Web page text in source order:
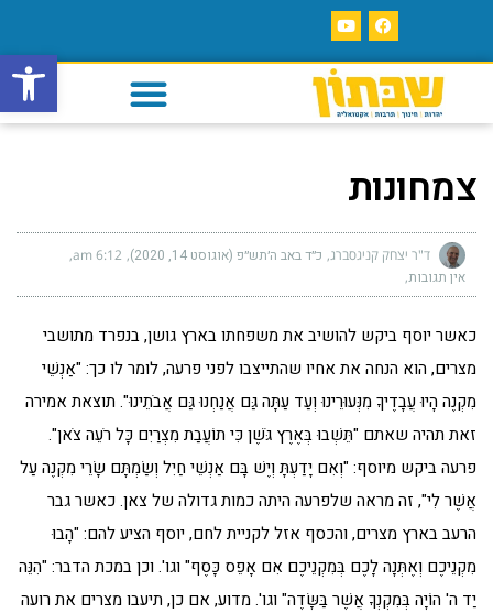
פתח
צמחונות
ד"ר יצחק קניגסברג כ״ד באב ה׳תש״פ (אוגוסט 14, 2020) 6:12 am
אין תגובות
כאשר יוסף ביקש להושיב את משפחתו בארץ גושן, בנפרד מתושבי
מצרים, הוא הנחה את אחיו שהתייצבו לפני פרעה, לומר לו כך: "אַנְשֵׁי
מִקְנֶה הָיוּ עֲבָדֶיךָ מִנְּעוּרֵינוּ וְעַד עַתָּה גַּם אֲנַחְנוּ גַּם אֲבֹתֵינוּ". תוצאת אמירה
זאת תהיה שאתם "תֵּשְׁבוּ בְּאֶרֶץ גֹּשֶׁן כִּי תוֹעֲבַת מִצְרַיִם כָּל רֹעֵה צֹאן".
פרעה ביקש מיוסף: "וְאִם יָדַעְתָּ וְיֶשׁ בָּם אַנְשֵׁי חַיִל וְשַׂמְתָּם שָׂרֵי מִקְנֶה עַל
אֲשֶׁר לִי", זה מראה שלפרעה היתה כמות גדולה של צאן. כאשר גבר
הרעב בארץ מצרים, והכסף אזל לקניית לחם, יוסף הציע להם: "הָבוּ
מִקְנֵיכֶם וְאֶתְּנָה לָכֶם בְּמִקְנֵיכֶם אִם אָפֵס כָּסֶף" וגו'. וכן במכת הדבר: "הִנֵּה
יַד ה' הוֹיָה בְּמִקְנְךָ אֲשֶׁר בַּשָּׂדֶה" וגו'. מדוע, אם כן, תיעבו מצרים את רועה